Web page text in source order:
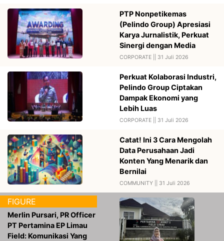
PTP Nonpetikemas
(Pelindo Group) Apresiasi
Karya Jurnalistik, Perkuat
Sinergi dengan Media
CORPORATE || 31 Juli 2026
Perkuat Kolaborasi Industri,
Pelindo Group Ciptakan
Dampak Ekonomi yang
Lebih Luas
CORPORATE || 31 Juli 2026
Catat! Ini 3 Cara Mengolah
Data Perusahaan Jadi
Konten Yang Menarik dan
Bernilai
COMMUNITY || 31 Juli 2026
FIGURE
Merlin Pursari, PR Officer
PT Pertamina EP Limau
Field: Komunikasi Yang